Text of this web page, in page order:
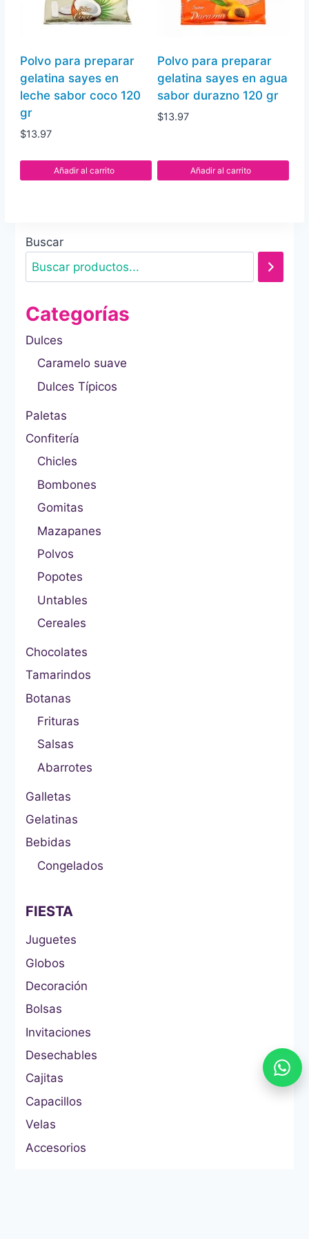
Polvo para preparar
gelatina sayes en
leche sabor coco 120
gr
$13.97
Añadir al carrito
Polvo para preparar
gelatina sayes en agua
sabor durazno 120 gr
$13.97
Añadir al carrito
Buscar
Categorías
Dulces
Caramelo suave
Dulces Típicos
Paletas
Confitería
Chicles
Bombones
Gomitas
Mazapanes
Polvos
Popotes
Untables
Cereales
Chocolates
Tamarindos
Botanas
Frituras
Salsas
Abarrotes
Galletas
Gelatinas
Bebidas
Congelados
FIESTA
Juguetes
Globos
Decoración
Bolsas
Invitaciones
Desechables
Cajitas
Capacillos
Velas
Accesorios